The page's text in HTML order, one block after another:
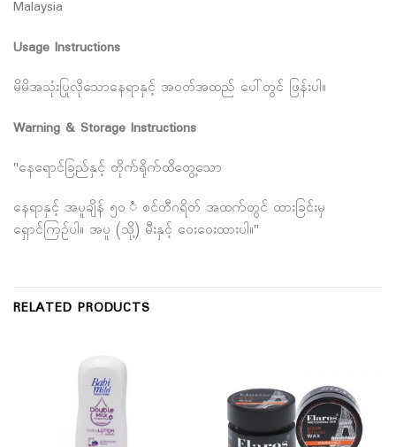
Malaysia
Usage Instructions
မိမိအသုံးပြုလိုသောနေရာနှင့် အဝတ်အထည် ပေါ်တွင် ဖြန်းပါ။
Warning & Storage Instructions
"နေရောင်ခြည်နှင့် တိုက်ရိုက်ထိတွေ့သော
နေရာနှင့် အပူချိန် ၅၀ ံ စင်တီဂရိတ် အထက်တွင် ထားခြင်းမှ
ရှောင်ကြဉ်ပါ။ အပူ (သို့) မီးနှင့် ဝေးဝေးထားပါ။"
RELATED PRODUCTS